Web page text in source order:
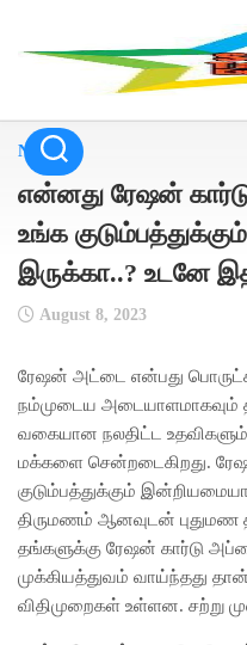
NEWS
என்னது ரேஷன்
உங்க
இருக்கா..? உடனே
August 8, 2023
ரேஷன் அட்டை என்பது
நம்முடைய அடையாளமாகவும்
வகையான நலதிட்ட
மக்களை சென்றடைகிறது.
குடும்பத்துக்கும்
திருமணம் ஆனவுடன் புதுமண
தங்களுக்கு ரேஷன் கார்டு
முக்கியத்துவம் வாய்ந்தது
விதிமுறைகள் உள்ளன. சற்று